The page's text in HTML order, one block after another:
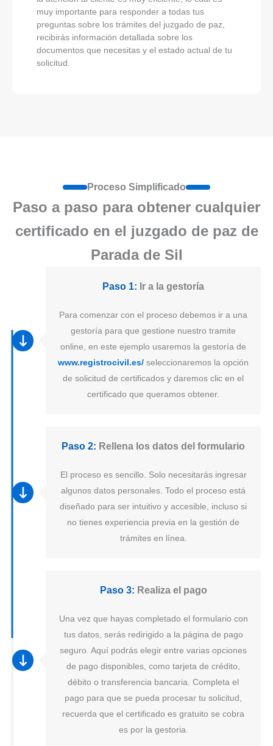
muy importante para responder a todas tus
preguntas sobre los trámites del juzgado de paz,
recibirás información detallada sobre los
documentos que necesitas y el estado actual de tu
solicitud.
Proceso Simplificado
Paso a paso para obtener cualquier
certificado en el juzgado de paz de
Parada de Sil
Paso 1: Ir a la gestoría
Para comenzar con el proceso debemos ir a una
gestoría para que gestione nuestro tramite
online, en este ejemplo usaremos la gestoría de
www.registrocivil.es/ seleccionaremos la opción
de solicitud de certificados y daremos clic en el
certificado que queramos obtener.
Paso 2: Rellena los datos del formulario
El proceso es sencillo. Solo necesitarás ingresar
algunos datos personales. Todo el proceso está
diseñado para ser intuitivo y accesible, incluso si
no tienes experiencia previa en la gestión de
trámites en línea.
Paso 3: Realiza el pago
Una vez que hayas completado el formulario con
tus datos, serás redirigido a la página de pago
seguro. Aquí podrás elegir entre varias opciones
de pago disponibles, como tarjeta de crédito,
débito o transferencia bancaria. Completa el
pago para que se pueda procesar tu solicitud,
recuerda que el certificado es gratuito se cobra
es por la gestoria.